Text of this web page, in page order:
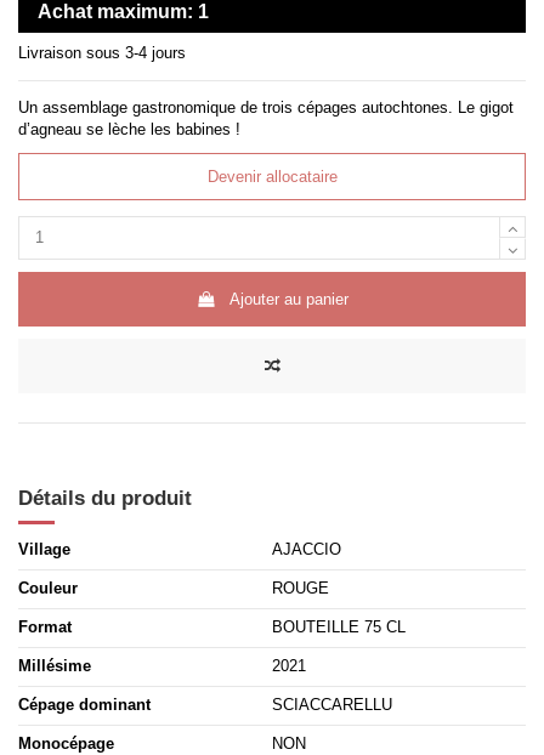
Achat maximum: 1
Livraison sous 3-4 jours
Un assemblage gastronomique de trois cépages autochtones. Le gigot
d’agneau se lèche les babines !
Devenir allocataire
Ajouter au panier
Détails du produit
Village AJACCIO
Couleur ROUGE
Format BOUTEILLE 75 CL
Millésime 2021
Cépage dominant SCIACCARELLU
Monocépage NON